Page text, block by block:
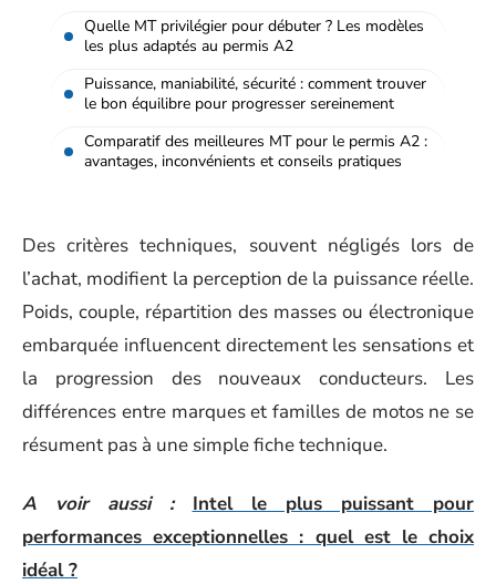
Quelle MT privilégier pour débuter ? Les modèles
les plus adaptés au permis A2
Puissance, maniabilité, sécurité : comment trouver
le bon équilibre pour progresser sereinement
Comparatif des meilleures MT pour le permis A2 :
avantages, inconvénients et conseils pratiques
Des critères techniques, souvent négligés lors de
l’achat, modifient la perception de la puissance réelle.
Poids, couple, répartition des masses ou électronique
embarquée influencent directement les sensations et
la progression des nouveaux conducteurs. Les
différences entre marques et familles de motos ne se
résument pas à une simple fiche technique.
A voir aussi :
Intel le plus puissant pour
performances exceptionnelles : quel est le choix
idéal ?